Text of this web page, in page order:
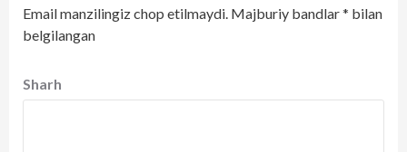
Email manzilingiz chop etilmaydi. Majburiy bandlar* bilan
belgilangan
Sharh